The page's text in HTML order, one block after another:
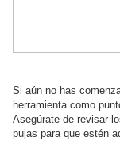
Si aún no has
herramienta como
Asegúrate de revisar
pujas para que estén